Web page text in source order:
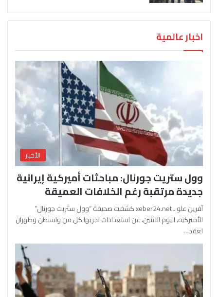
اخبار عالمية
الأخبار
وول ستريت جورنال: مباحثات أميركية إيرانية
جديدة مرتقبة رغم الخلافات العميقة
آفرين علو ـ xeber24.net كشفت صحيفة “وول ستريت جورنال”
الأميركية، اليوم الاثنين، عن استعدادات تجريها كل من واشنطن وطهران
لعقد…